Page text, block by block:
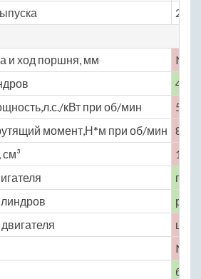
2010
и ход поршня, мм
No
4
кВт при об/мин
55 /
момент,Н*м при об/мин
88
1108
No